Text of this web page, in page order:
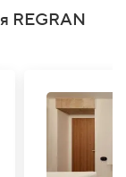
REGRAN